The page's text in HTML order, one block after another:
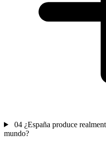
04 ¿España produce
mundo?